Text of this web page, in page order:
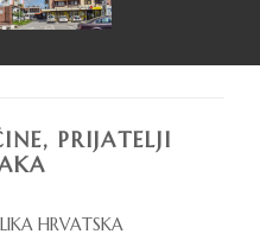
PRIJATELJI
HRVATSKA